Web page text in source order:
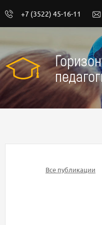
+7 (3522) 45-16-11
Все публикации